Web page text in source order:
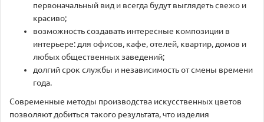
первоначальный вид и всегда будут выглядеть свежо и
красиво;
возможность создавать интересные композиции в
интерьере: для офисов, кафе, отелей, квартир, домов и
любых общественных заведений;
долгий срок службы и независимость от смены времени
года.
Современные методы производства искусственных цветов
позволяют добиться такого результата, что изделия